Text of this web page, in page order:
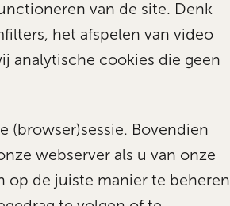
van de site. Denk
het afspelen van video
analytische cookies die geen
(browser)sessie. Bovendien
webserver als u van onze
op de juiste manier te beheren